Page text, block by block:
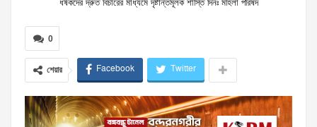
ধর্ষকদের দ্রুত বিচারের মাধ্যমে দৃষ্টান্তমূলক শাস্তি দিনঃ মহিলা পরিষদ
0
শেয়ার Facebook Twitter